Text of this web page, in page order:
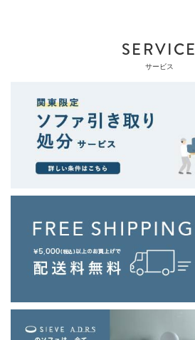
SERVICE
サービス